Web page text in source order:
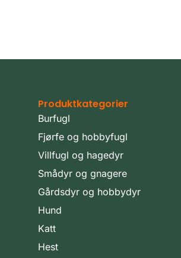
Produktkategorier
Burfugl
Fjørfe og hobbyfugl
Villfugl og hagedyr
Smådyr og gnagere
Gårdsdyr og hobbydyr
Hund
Katt
Hest